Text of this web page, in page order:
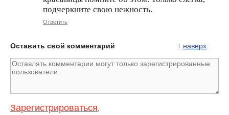
подчеркните свою нежность.
Ответить
↑ наверх
Оставить свой комментарий
Зарегистрироваться,